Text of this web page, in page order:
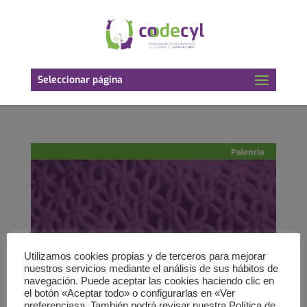
Seleccionar página
Utilizamos cookies propias y de terceros para mejorar
nuestros servicios mediante el análisis de sus hábitos de
navegación. Puede aceptar las cookies haciendo clic en
el botón «Aceptar todo» o configurarlas en «Ver